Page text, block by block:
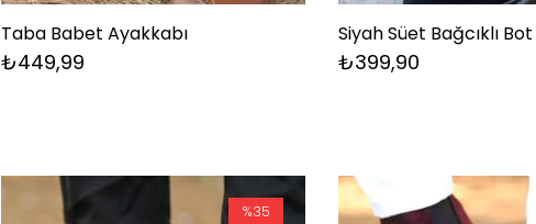
Taba Babet Ayakkabı
₺449,99
Siyah Süet Bağcıklı Bot
₺399,90
%35